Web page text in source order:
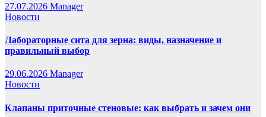
27.07.2026 Manager
Новости
Лабораторные сита для зерна: виды, назначение и
правильный выбор
29.06.2026 Manager
Новости
Клапаны приточные стеновые: как выбрать и зачем они